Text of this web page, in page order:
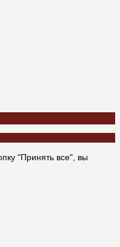
"Принять все", вы